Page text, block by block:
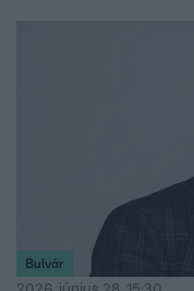
Bulvár